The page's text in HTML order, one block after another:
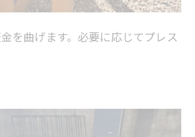
を曲げます。必要に応じてプレス